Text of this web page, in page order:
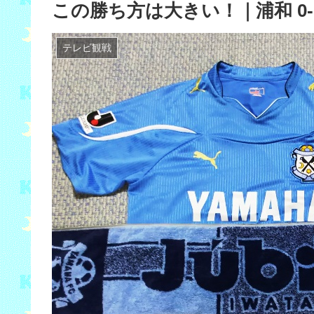
この勝ち方は大きい！｜浦和
テレビ観戦